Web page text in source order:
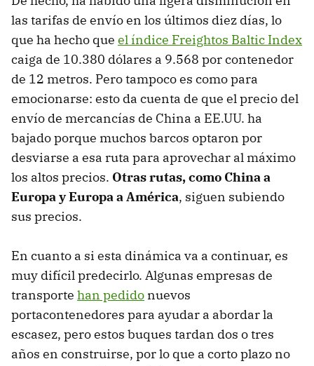
las tarifas de envío en los últimos diez días, lo
que ha hecho que el índice Freightos Baltic Index
caiga de 10.380 dólares a 9.568 por contenedor
de 12 metros. Pero tampoco es como para
emocionarse: esto da cuenta de que el precio del
envío de mercancías de China a EE.UU. ha
bajado porque muchos barcos optaron por
desviarse a esa ruta para aprovechar al máximo
los altos precios. Otras rutas, como China a
Europa y Europa a América, siguen subiendo
sus precios.
En cuanto a si esta dinámica va a continuar, es
muy difícil predecirlo. Algunas empresas de
transporte han pedido nuevos
portacontenedores para ayudar a abordar la
escasez, pero estos buques tardan dos o tres
años en construirse, por lo que a corto plazo no